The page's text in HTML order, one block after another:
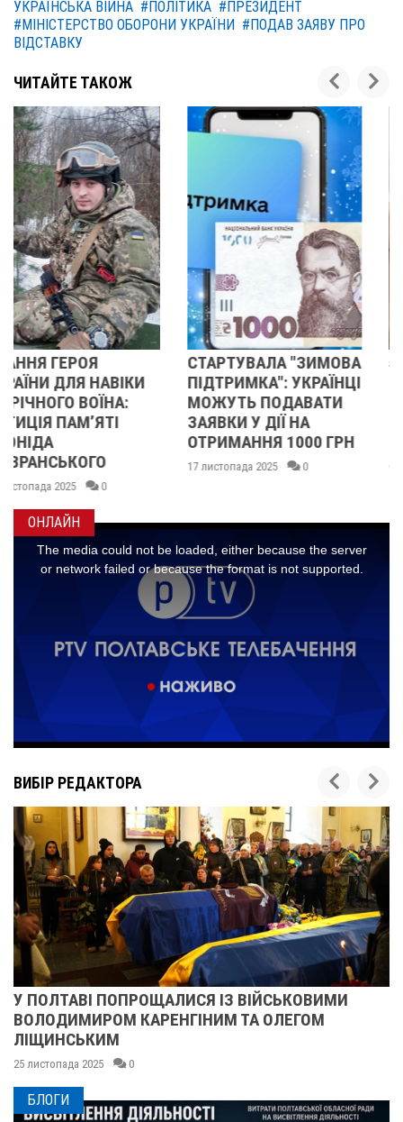
УКРАЇНСЬКА ВІЙНА #ПОЛІТИКА #ПРЕЗИДЕНТ
#МІНІСТЕРСТВО ОБОРОНИ УКРАЇНИ #ПОДАВ ЗАЯВУ ПРО
ВІДСТАВКУ
ЧИТАЙТЕ ТАКОЖ
СТАРТУВАЛА "ЗИМОВА
ПІДТРИМКА": УКРАЇНЦІ
МОЖУТЬ ПОДАВАТИ
ЗАЯВКИ У ДІЇ НА
ОТРИМАННЯ 1000 ГРН
17 листопада 2025
50 ТИСЯЧ ГРИВЕНЬ
ПРИ НАРОДЖЕННІ
ДИТИНИ: РАДА
ПРИЙНЯЛА ЗАКОН ПРО
НОВІ ВИПЛАТИ
06 листопада 2025
ОНЛАЙН
ВИБІР РЕДАКТОРА
У ПОЛТАВІ ПОПРОЩАЛИСЯ ІЗ ВІЙСЬКОВИМИ
ВОЛОДИМИРОМ КАРЕНГІНИМ ТА ОЛЕГОМ
ЛІЩИНСЬКИМ
25 листопада 2025 0
БЛОГИ